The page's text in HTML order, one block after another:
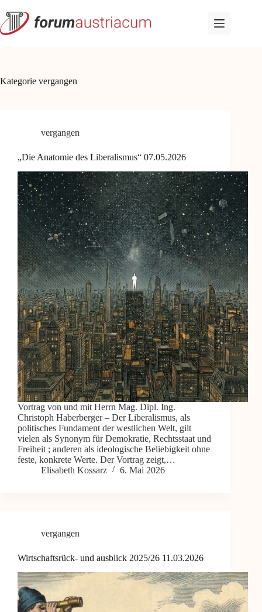
Inhalt
springen
Kategorie vergangen
vergangen
„Die Anatomie des Liberalismus“ 07.05.2026
Vortrag von und mit Herrn Mag. Dipl. Ing.
Christoph Haberberger – Der Liberalismus, als
politisches Fundament der westlichen Welt, gilt
vielen als Synonym für Demokratie, Rechtsstaat und
Freiheit ; anderen als ideologische Beliebigkeit ohne
feste, konkrete Werte. Der Vortrag zeigt,…
Elisabeth Kossarz
6. Mai 2026
vergangen
Wirtschaftsrück- und ausblick 2025/26 11.03.2026